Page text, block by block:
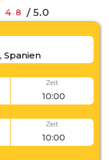
4.8 / 5.0
Zeit
Zeit